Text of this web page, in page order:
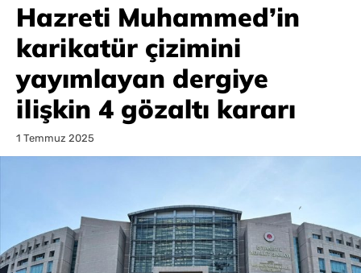
Hazreti Muhammed’in
karikatür çizimini
yayımlayan dergiye
ilişkin 4 gözaltı kararı
1 Temmuz 2025